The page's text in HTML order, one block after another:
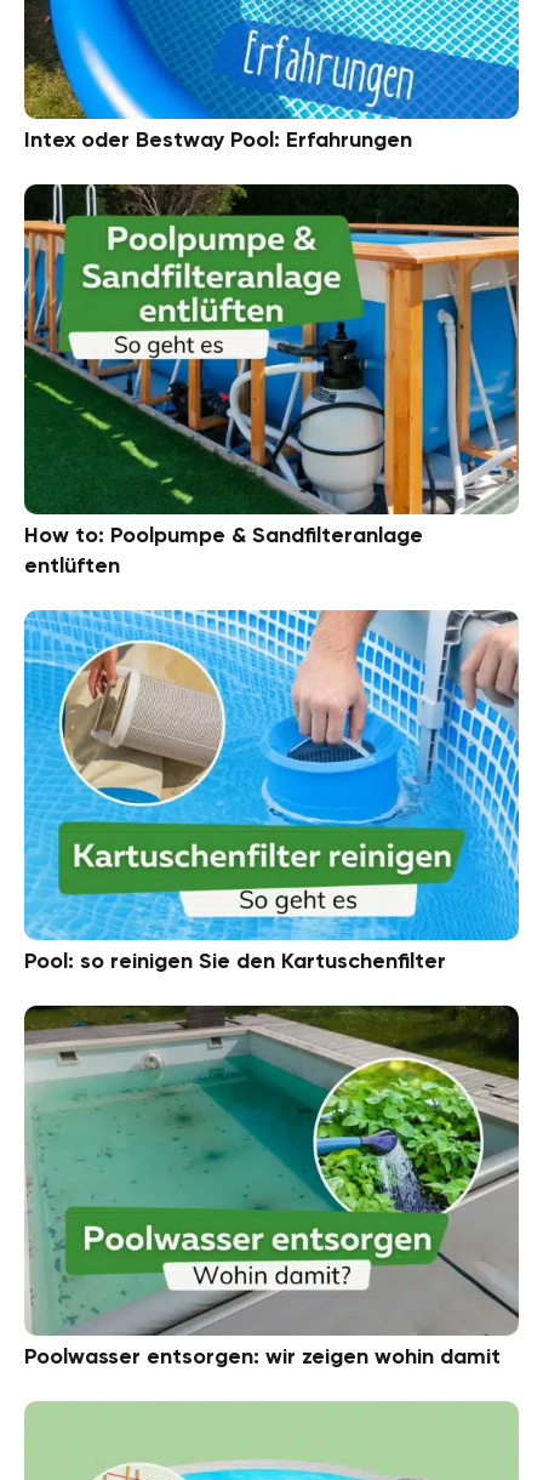
Intex oder Bestway Pool: Erfahrungen
How to: Poolpumpe & Sandfilteranlage
entlüften
Pool: so reinigen Sie den Kartuschenfilter
Poolwasser entsorgen: wir zeigen wohin damit